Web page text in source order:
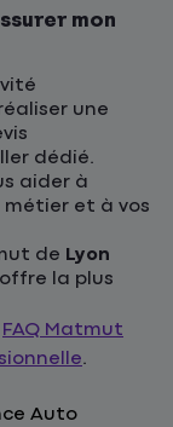
mon
une
dédié.
aider à
et à vos
de Lyon
la plus
FAQ Matmut
.
Auto